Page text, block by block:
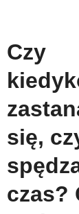
Czy
się,
czas?